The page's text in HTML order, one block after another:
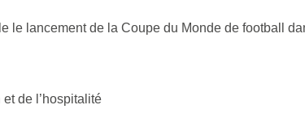
le lancement de la Coupe du Monde de football
de l’hospitalité